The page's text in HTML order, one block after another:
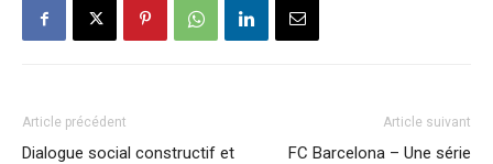
Article précédent
Dialogue social constructif et
Article suivant
FC Barcelona – Une série